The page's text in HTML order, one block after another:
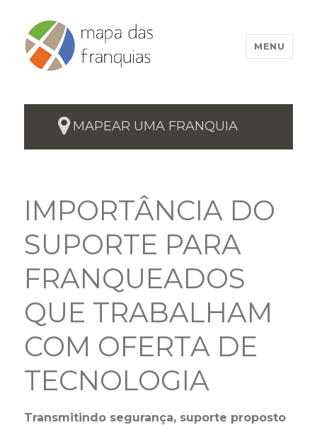
MENU
MAPEAR UMA FRANQUIA
IMPORTÂNCIA DO
SUPORTE PARA
FRANQUEADOS
QUE TRABALHAM
COM OFERTA DE
TECNOLOGIA
Transmitindo segurança, suporte proposto